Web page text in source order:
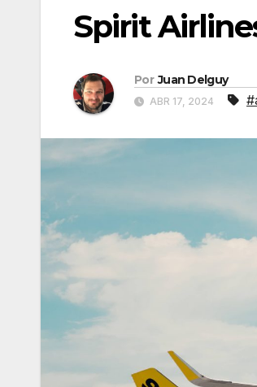
Spirit
Por Juan Delguy
ABR 17, 2024